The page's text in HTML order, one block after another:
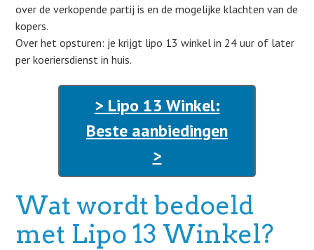
over de verkopende partij is en de mogelijke klachten van de
kopers.
Over het opsturen: je krijgt lipo 13 winkel in 24 uur of later
per koeriersdienst in huis.
> Lipo 13 Winkel:
Beste aanbiedingen
>
Wat wordt bedoeld
met Lipo 13 Winkel?